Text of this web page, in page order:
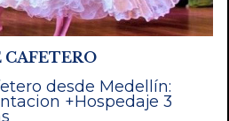
CAFETERO
desde Medellín:
+Hospedaje 3